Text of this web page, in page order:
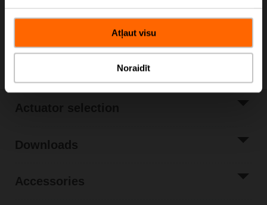
Atļaut visu
Noraidīt
Add to Project
Share
Downloads
Accessories